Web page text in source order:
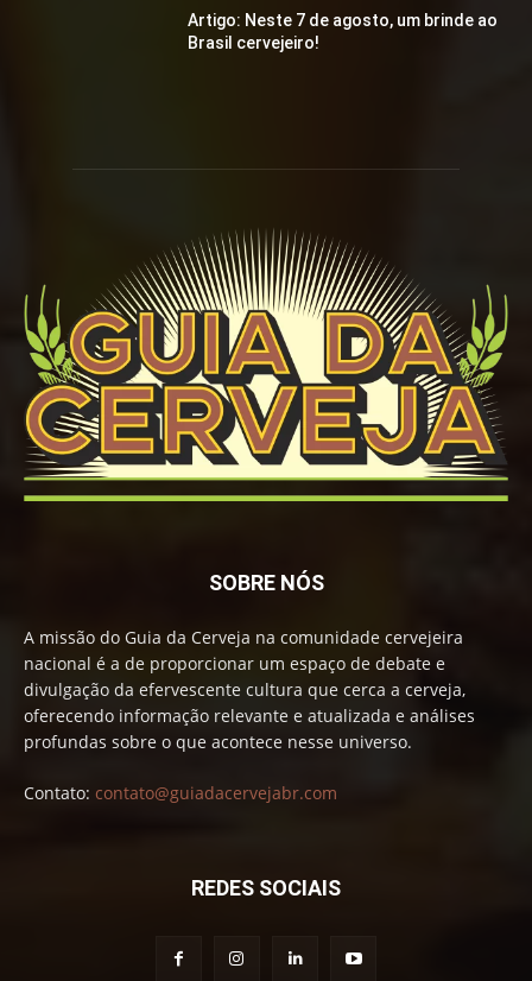
Artigo: Neste 7 de agosto, um brinde ao
Brasil cervejeiro!
SOBRE NÓS
A missão do Guia da Cerveja na comunidade cervejeira
nacional é a de proporcionar um espaço de debate e
divulgação da efervescente cultura que cerca a cerveja,
oferecendo informação relevante e atualizada e análises
profundas sobre o que acontece nesse universo.
Contato: contato@guiadacervejabr.com
REDES SOCIAIS